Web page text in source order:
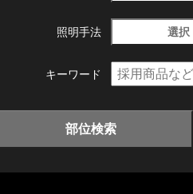
照明手法 選択
キーワード
部位検索